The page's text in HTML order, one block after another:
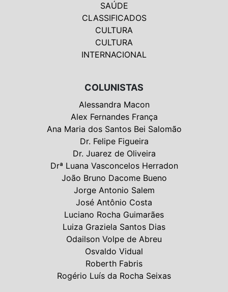
SAÚDE
CLASSIFICADOS
CULTURA
CULTURA
INTERNACIONAL
COLUNISTAS
Alessandra Macon
Alex Fernandes França
Ana Maria dos Santos Bei Salomão
Dr. Felipe Figueira
Dr. Juarez de Oliveira
Drª Luana Vasconcelos Herradon
João Bruno Dacome Bueno
Jorge Antonio Salem
José Antônio Costa
Luciano Rocha Guimarães
Luiza Graziela Santos Dias
Odailson Volpe de Abreu
Osvaldo Vidual
Roberth Fabris
Rogério Luís da Rocha Seixas